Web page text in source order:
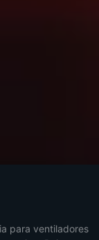
para ventiladores